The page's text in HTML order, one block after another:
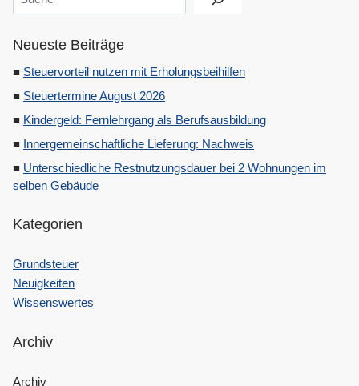
Neueste Beiträge
Steuervorteil nutzen mit Erholungsbeihilfen
Steuertermine August 2026
Kindergeld: Fernlehrgang als Berufsausbildung
Innergemeinschaftliche Lieferung: Nachweis
Unterschiedliche Restnutzungsdauer bei 2 Wohnungen im
selben Gebäude
Kategorien
Grundsteuer
Neuigkeiten
Wissenswertes
Archiv
Archiv